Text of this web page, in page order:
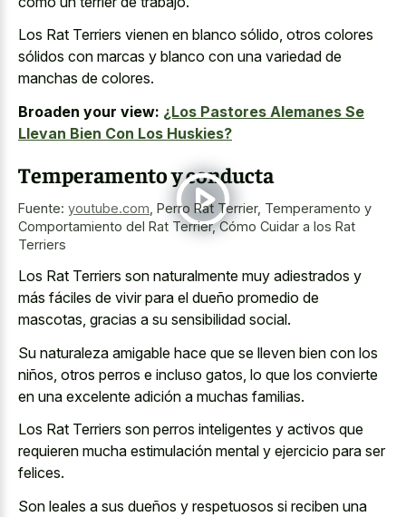
Los Rat Terriers vienen en blanco sólido, otros colores
sólidos con marcas y blanco con una variedad de
manchas de colores.
Broaden your view: ¿Los Pastores Alemanes Se
Llevan Bien Con Los Huskies?
Temperamento y conducta
Fuente: youtube.com Perro Rat Terrier, Temperamento y
Comportamiento del Rat Terrier, Cómo Cuidar a los Rat
Terriers
Los Rat Terriers son naturalmente muy adiestrados y
más fáciles de vivir para el dueño promedio de
mascotas, gracias a su sensibilidad social.
Su naturaleza amigable hace que se lleven bien con los
niños, otros perros e incluso gatos, lo que los convierte
en una excelente adición a muchas familias.
Los Rat Terriers son perros inteligentes y activos que
requieren mucha estimulación mental y ejercicio para ser
felices.
Son leales a sus dueños y respetuosos si reciben una